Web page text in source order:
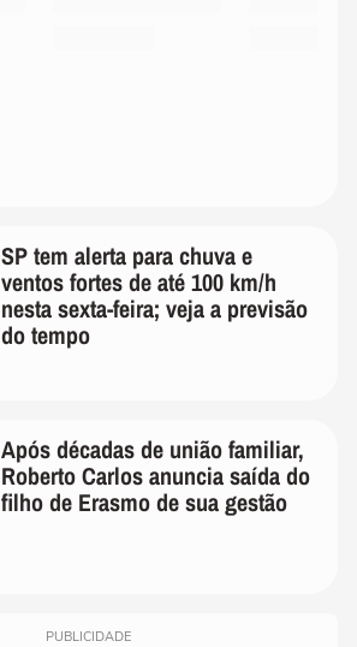
SP tem alerta para chuva e
ventos fortes de até 100 km/h
nesta sexta-feira; veja a previsão
do tempo
Após décadas de união familiar,
Roberto Carlos anuncia saída do
filho de Erasmo de sua gestão
PUBLICIDADE